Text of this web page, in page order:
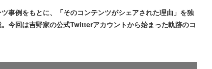
事例をもとに、「そのコンテンツがシェアされた理由」を独
今回は吉野家の公式Twitterアカウントから始まった軌跡のコ